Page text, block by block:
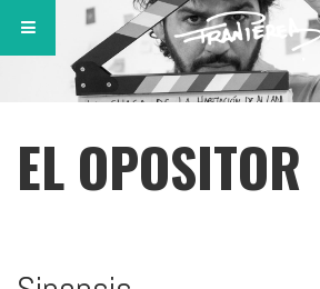
EL OPOSITOR